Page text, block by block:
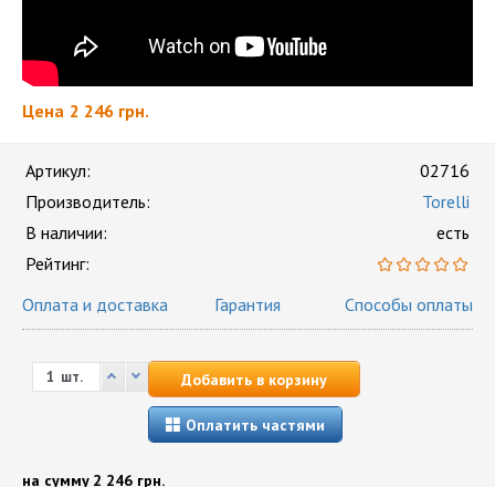
Цена 2 246 грн.
Артикул:
02716
Производитель:
Torelli
В наличии:
есть
Рейтинг:
Оплата и доставка
Гарантия Способы оплаты
шт. Добавить в корзину
Оплатить частями
на сумму 2 246 грн.